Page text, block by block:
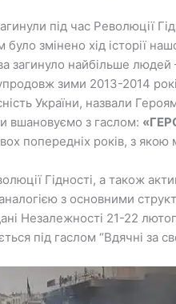
під час Революції
змінено хід історії
загинуло найбільше
зими 2013-2014
України, назвали
вшановуємо з гаслом:
попередніх років, з
Гідності, а також
з основними
Незалежності 21-22
під гаслом “Вдячні за